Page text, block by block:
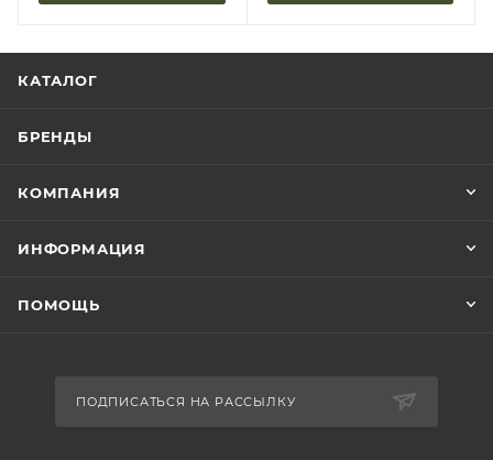
КАТАЛОГ
БРЕНДЫ
КОМПАНИЯ
ИНФОРМАЦИЯ
ПОМОЩЬ
ПОДПИСАТЬСЯ НА РАССЫЛКУ